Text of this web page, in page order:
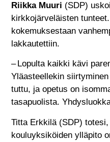
Riikka Muuri (SDP)
kirkkojärveläisten
kokemuksestaan
lakkautettiin.
– Lopulta kaikki kävi
Yläasteellekin
tuttu, ja opetus on
tasapuolista.
Titta Erkkilä (SDP)
kouluyksiköiden ylläpito